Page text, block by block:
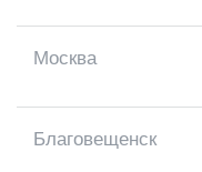
Москва
Благовещенск